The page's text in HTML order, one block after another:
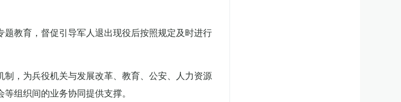
教育，督促引导军人退出现役后按照规定及时进行
，为兵役机关与发展改革、教育、公安、人力资源
组织间的业务协同提供支撑。